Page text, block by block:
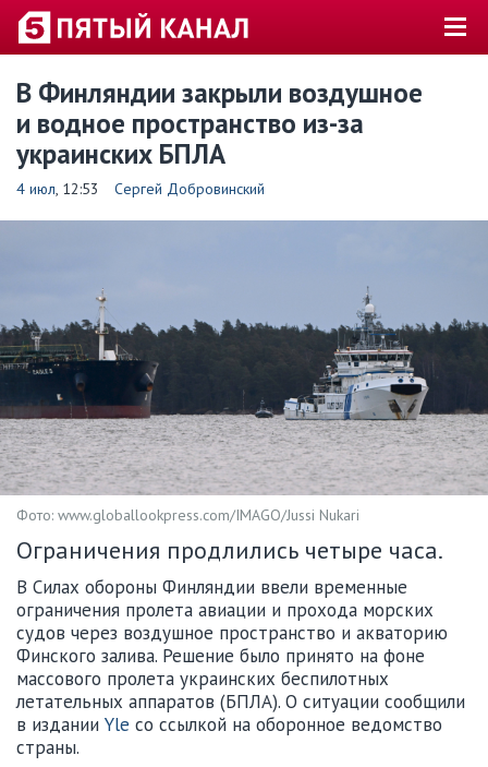
В Финляндии закрыли воздушное
и водное пространство из-за
украинских БПЛА
4 июл, 12:53 Сергей Добровинский
Фото: www.globallookpress.com/IMAGO/Jussi Nukari
Ограничения продлились четыре часа.
В Силах обороны Финляндии ввели временные
ограничения пролета авиации и прохода морских
судов через воздушное пространство и акваторию
Финского залива. Решение было принято на фоне
массового пролета украинских беспилотных
летательных аппаратов (БПЛА). О ситуации сообщили
в издании Yle со ссылкой на оборонное ведомство
страны.